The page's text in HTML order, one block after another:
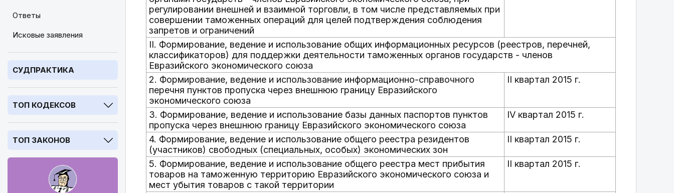
Ответы
Исковые заявления
СУДПРАКТИКА
ТОП КОДЕКСОВ
ТОП ЗАКОНОВ
регулировании внешней и взаимной торговли, в том числе представляемых при
совершении таможенных операций для целей подтверждения соблюдения
запретов и ограничений
II. Формирование, ведение и использование общих информационных ресурсов (реестров, перечней,
классификаторов) для поддержки деятельности таможенных органов государств - членов
Евразийского экономического союза
2. Формирование, ведение и использование информационно-справочного
перечня пунктов пропуска через внешнюю границу Евразийского
экономического союза
II квартал 2015 г.
3. Формирование, ведение и использование базы данных паспортов пунктов
пропуска через внешнюю границу Евразийского экономического союза
IV квартал 2015 г.
4. Формирование, ведение и использование общего реестра резидентов
(участников) свободных (специальных, особых) экономических зон
II квартал 2015 г.
5. Формирование, ведение и использование общего реестра мест прибытия
товаров на таможенную территорию Евразийского экономического союза и
мест убытия товаров с такой территории
II квартал 2015 г.